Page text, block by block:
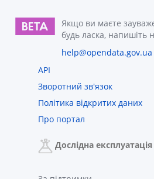
Якщо ви маєте
будь ласка, напишіть
help@opendata.gov.ua
API
Зворотний зв'язок
Політика відкритих даних
Про портал
Дослідна експлуатація